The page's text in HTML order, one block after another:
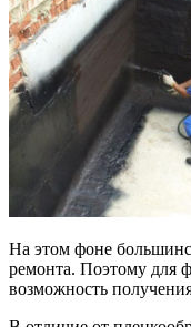
На этом фоне
ремонта. Поэтому для
возможность